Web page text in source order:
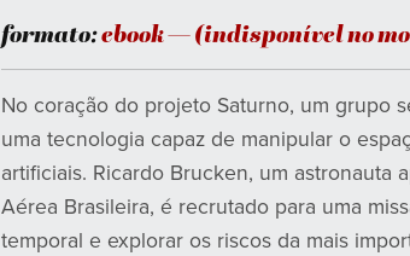
formato:ebook —(indisponível no
No coração do projeto Saturno, um grupo
uma tecnologia capaz de manipular o
artificiais. Ricardo Brucken, um astronauta
Aérea Brasileira, é recrutado para uma
temporal e explorar os riscos da mais